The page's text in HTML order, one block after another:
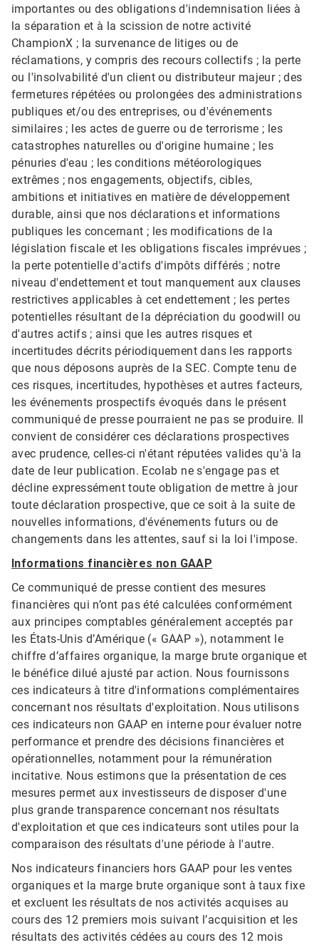
importantes ou des obligations d'indemnisation liées à
la séparation et à la scission de notre activité
ChampionX ; la survenance de litiges ou de
réclamations, y compris des recours collectifs ; la perte
ou l'insolvabilité d'un client ou distributeur majeur ; des
fermetures répétées ou prolongées des administrations
publiques et/ou des entreprises, ou d'événements
similaires ; les actes de guerre ou de terrorisme ; les
catastrophes naturelles ou d'origine humaine ; les
pénuries d'eau ; les conditions météorologiques
extrêmes ; nos engagements, objectifs, cibles,
ambitions et initiatives en matière de développement
durable, ainsi que nos déclarations et informations
publiques les concernant ; les modifications de la
législation fiscale et les obligations fiscales imprévues ;
la perte potentielle d'actifs d'impôts différés ; notre
niveau d'endettement et tout manquement aux clauses
restrictives applicables à cet endettement ; les pertes
potentielles résultant de la dépréciation du goodwill ou
d'autres actifs ; ainsi que les autres risques et
incertitudes décrits périodiquement dans les rapports
que nous déposons auprès de la SEC. Compte tenu de
ces risques, incertitudes, hypothèses et autres facteurs,
les événements prospectifs évoqués dans le présent
communiqué de presse pourraient ne pas se produire. Il
convient de considérer ces déclarations prospectives
avec prudence, celles-ci n'étant réputées valides qu'à la
date de leur publication. Ecolab ne s'engage pas et
décline expressément toute obligation de mettre à jour
toute déclaration prospective, que ce soit à la suite de
nouvelles informations, d'événements futurs ou de
changements dans les attentes, sauf si la loi l'impose.
Informations financières non GAAP
Ce communiqué de presse contient des mesures
financières qui n’ont pas été calculées conformément
aux principes comptables généralement acceptés par
les États-Unis d’Amérique (« GAAP »), notamment le
chiffre d’affaires organique, la marge brute organique et
le bénéfice dilué ajusté par action. Nous fournissons
ces indicateurs à titre d'informations complémentaires
concernant nos résultats d'exploitation. Nous utilisons
ces indicateurs non GAAP en interne pour évaluer notre
performance et prendre des décisions financières et
opérationnelles, notamment pour la rémunération
incitative. Nous estimons que la présentation de ces
mesures permet aux investisseurs de disposer d'une
plus grande transparence concernant nos résultats
d'exploitation et que ces indicateurs sont utiles pour la
comparaison des résultats d'une période à l'autre.
Nos indicateurs financiers hors GAAP pour les ventes
organiques et la marge brute organique sont à taux fixe
et excluent les résultats de nos activités acquises au
cours des 12 premiers mois suivant l’acquisition et les
résultats des activités cédées au cours des 12 mois